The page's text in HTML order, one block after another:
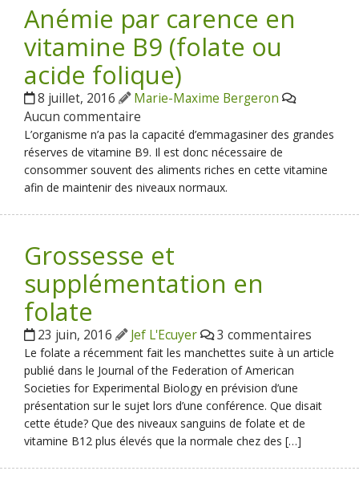
Anémie par carence en
vitamine B9 (folate ou
acide folique)
8 juillet, 2016
Marie-Maxime Bergeron
Aucun commentaire
L’organisme n’a pas la capacité d’emmagasiner des grandes
réserves de vitamine B9. Il est donc nécessaire de
consommer souvent des aliments riches en cette vitamine
afin de maintenir des niveaux normaux.
Grossesse et
supplémentation en
folate
23 juin, 2016 Jef L'Ecuyer 3 commentaires
Le folate a récemment fait les manchettes suite à un article
publié dans le Journal of the Federation of American
Societies for Experimental Biology en prévision d’une
présentation sur le sujet lors d’une conférence. Que disait
cette étude? Que des niveaux sanguins de folate et de
vitamine B12 plus élevés que la normale chez des […]